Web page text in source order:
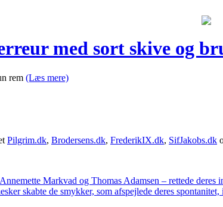
med sort skive og
rem (Læs mere)
Pilgrim.dk, Brodersens.dk, FrederikIX.dk, SifJakobs.dk
Markvad og Thomas Adamsen – rettede
skabte de smykker, som afspejlede deres